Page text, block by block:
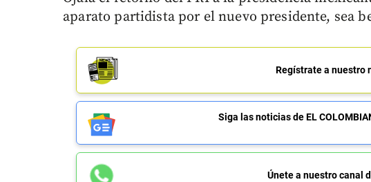
aparato partidista por el nuevo presidente, sea
Regístrate a nuestro
Siga las noticias de EL
Únete a nuestro canal